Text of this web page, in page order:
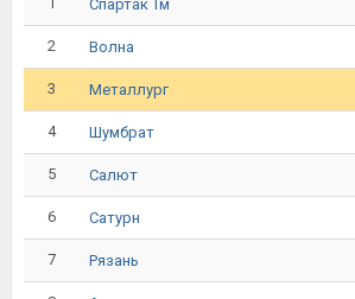
Спартак Тм
2 Волна
3 Металлург
4 Шумбрат
5 Салют
6 Сатурн
7 Рязань